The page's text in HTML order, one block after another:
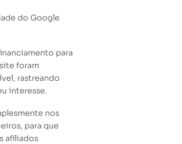
do Google
para
foram
rastreando
interesse.
nos
para que
afiliados